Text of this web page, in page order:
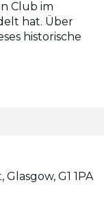
Club im
hat. Über
historische
G1 1PA